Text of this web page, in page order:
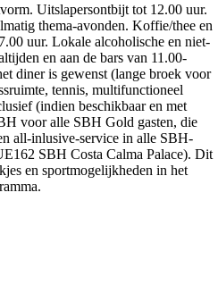
Uitslapersontbijt tot 12.00 uur.
thema-avonden. Koffie/thee en
uur. Lokale alcoholische en niet-
en aan de bars van 11.00-
diner is gewenst (lange broek voor
tennis, multifunctioneel
(indien beschikbaar en met
voor alle SBH Gold gasten, die
all-inlusive-service in alle SBH-
SBH Costa Calma Palace). Dit
en sportmogelijkheden in het